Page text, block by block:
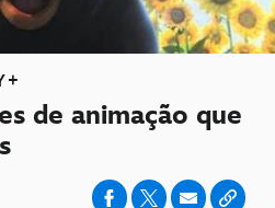
de animação que